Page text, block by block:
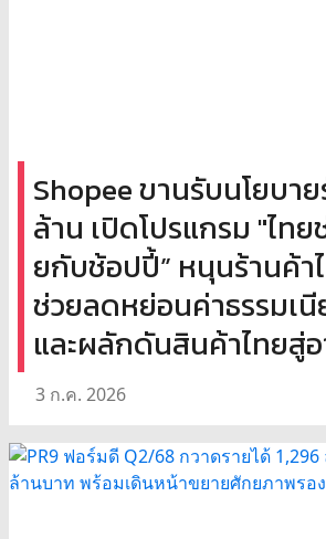
Shopee ขานรับนโยบา
ล้าน เปิดโปรแกรม "ไทย
ยกับช้อปปี้” หนุนร้านค้า
ช่วยลดหย่อนค่าธรรมเ
และผลักดันสินค้าไทยสู่
3 ก.ค. 2026